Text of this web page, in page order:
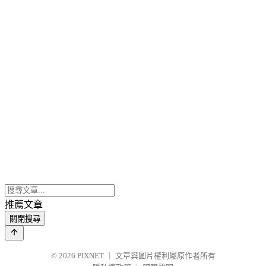
推薦文章
關閉搜尋
© 2026 PIXNET
文章與圖片權利屬原作者所有